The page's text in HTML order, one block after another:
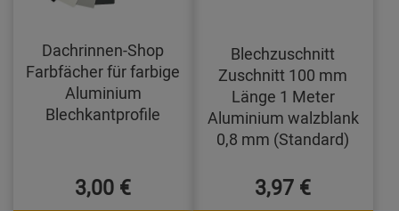
Dachrinnen-Shop
Farbfächer für farbige
Aluminium
Blechkantprofile
3,00 €
Blechzuschnitt
Zuschnitt 100 mm
Länge 1 Meter
Aluminium walzblank
0,8 mm (Standard)
3,97 €